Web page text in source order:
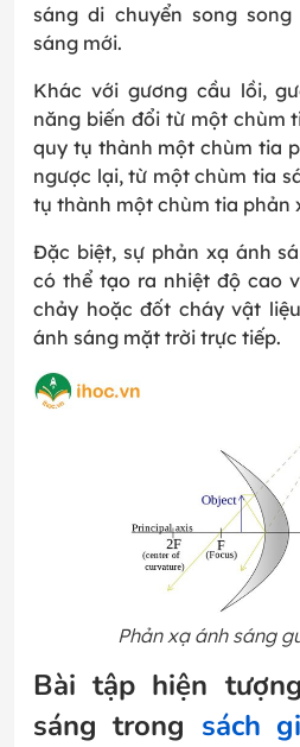
sáng di chuyển song
sáng mới.
Khác với gương cầu lồi,
năng biến đổi từ một chùm
quy tụ thành một chùm tia
ngược lại, từ một chùm tia
tụ thành một chùm tia phản
Đặc biệt, sự phản xạ ánh
có thể tạo ra nhiệt độ cao
chảy hoặc đốt cháy vật
ánh sáng mặt trời trực tiếp.
Phản xạ ánh sáng
Bài tập hiện
sáng trong sách